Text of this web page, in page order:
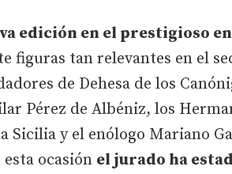
edición en el prestigioso
figuras tan relevantes en el
de Dehesa de los
Pérez de Albéniz, los
Sicilia y el enólogo Mariano
ocasión el jurado ha